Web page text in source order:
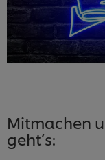
Mitmachen
geht’s: